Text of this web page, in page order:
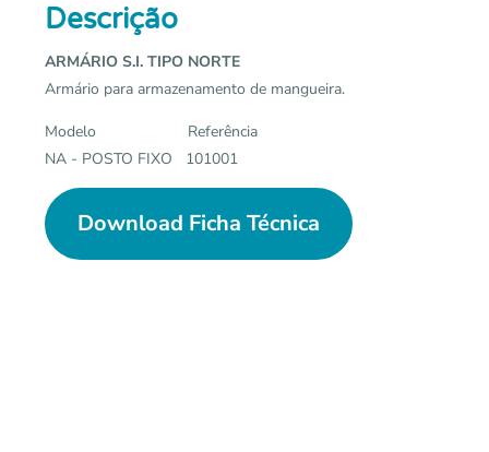
Descrição
ARMÁRIO S.I. TIPO NORTE
Armário para armazenamento de mangueira.
Modelo Referência
NA - POSTO FIXO 101001
Download Ficha Técnica